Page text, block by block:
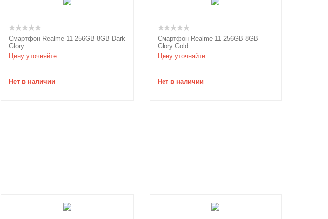
Смартфон Realme 11 256GB 8GB Dark
Glory
Цену уточняйте
Нет в наличии
Смартфон Realme 11 256GB 8GB
Glory Gold
Цену уточняйте
Нет в наличии